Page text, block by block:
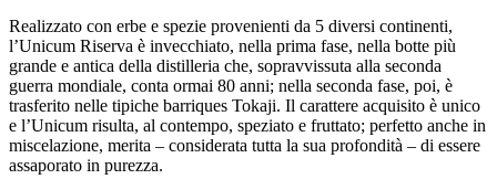
Realizzato con erbe e spezie provenienti da 5 diversi continenti,
l’Unicum Riserva è invecchiato, nella prima fase, nella botte più
grande e antica della distilleria che, sopravvissuta alla seconda
guerra mondiale, conta ormai 80 anni; nella seconda fase, poi, è
trasferito nelle tipiche barriques Tokaji. Il carattere acquisito è unico
e l’Unicum risulta, al contempo, speziato e fruttato; perfetto anche in
miscelazione, merita – considerata tutta la sua profondità – di essere
assaporato in purezza.